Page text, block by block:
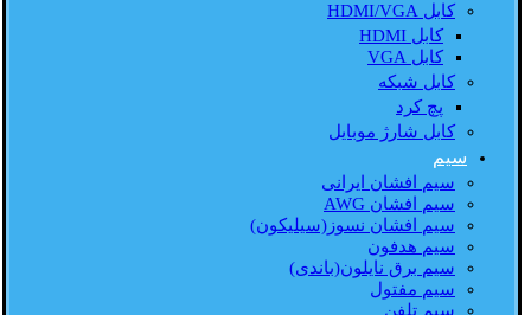
کابل HDMI/VGA
کابل HDMI
کابل VGA
کابل شبکه
پچ کرد
کابل شارژ موبایل
سیم
سیم افشان ایرانی
سیم افشان AWG
سیم افشان نسوز(سیلیکون)
سیم هدفون
سیم برق نایلون(باندی)
سیم مفتول
سیم تلفن